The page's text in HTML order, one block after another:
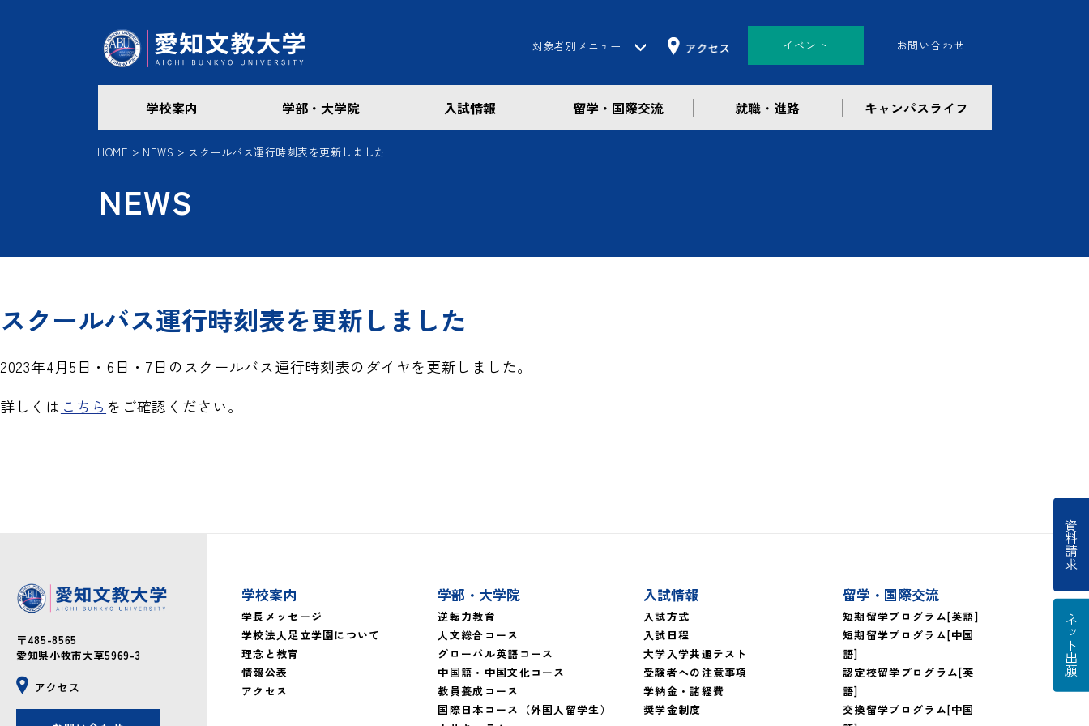
対象者別メニュー
受験生の方
イベント お問い合わせ
学校案内 学部・大学院 入試情報 留学・国際交流 就職・進路 キャンパスライフ
HOME NEWS スクールバス運行時刻表を更新しました
NEWS
スクールバス運行時刻表を更新しました
2023年4月5日・6日・7日のスクールバス運行時刻表のダイヤを更新しました。
詳しくは こちら をご確認ください。
資料請求
ネット出願
〒485-8565
愛知県小牧市大草5969-3
学校案内
学長メッセージ
学校法人足立学園について
理念と教育
情報公表
アクセス
学部・大学院
逆転力教育
人文総合コース
グローバル英語コース
中国語・中国文化コース
教員養成コース
国際日本コース（外国人留学生）
入試情報
入試方式
入試日程
大学入学共通テスト
受験者への注意事項
学納金・諸経費
奨学金制度
留学・国際交流
短期留学プログラム[英語]
短期留学プログラム[中国
語]
認定校留学プログラム[英
語]
交換留学プログラム[中国